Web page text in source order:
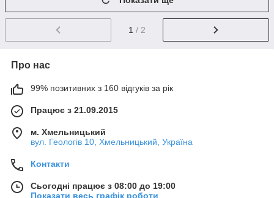
1 / 2
Про нас
99% позитивних з 160 відгуків за рік
Працює з 21.09.2015
м. Хмельницький
вул. Геологів 10, Хмельницький, Україна
Контакти
Сьогодні працює з 08:00 до 19:00
Показати весь графік роботи